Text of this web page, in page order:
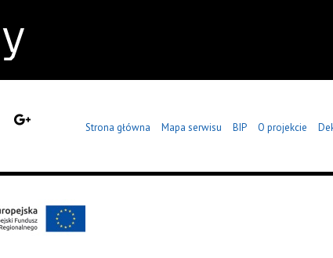
Strona główna Mapa serwisu BIP O projekcie